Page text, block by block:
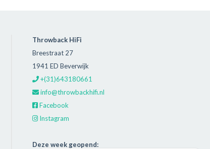
Throwback HiFi
Breestraat 27
1941 ED Beverwijk
+(31)643180661
info@throwbackhifi.nl
Facebook
Instagram
Deze week geopend: